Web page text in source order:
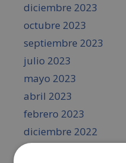
diciembre 2023
octubre 2023
septiembre 2023
julio 2023
mayo 2023
abril 2023
febrero 2023
diciembre 2022
octubre 2022